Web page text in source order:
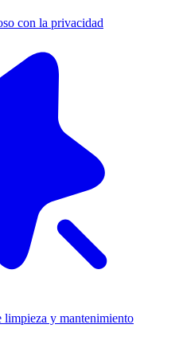
con la privacidad
limpieza y mantenimiento